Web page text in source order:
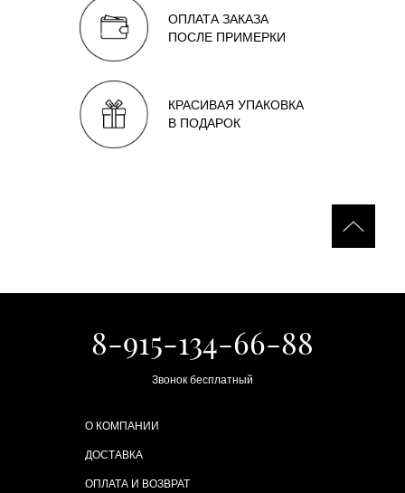
ОПЛАТА ЗАКАЗА
ПОСЛЕ ПРИМЕРКИ
КРАСИВАЯ УПАКОВКА
В ПОДАРОК
8-915-134-66-88
Звонок бесплатный
О КОМПАНИИ
ДОСТАВКА
ОПЛАТА И ВОЗВРАТ